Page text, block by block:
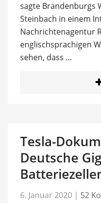
sagte Brandenburgs
Steinbach in einem
Nachrichtenagentur
englischsprachigen
sehen, dass …
Tesla-
Deutsche
6. Januar 2020 | 52